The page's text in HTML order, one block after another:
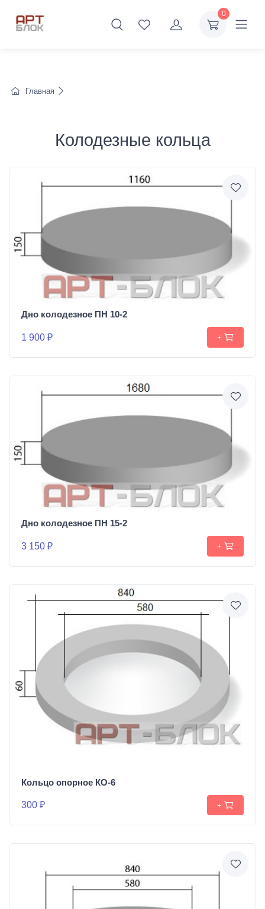
0
Главная
Колодезные кольца
Дно колодезное ПН 10-2
1 900 ₽ +
Дно колодезное ПН 15-2
3 150 ₽ +
Кольцо опорное КО-6
300 ₽ +